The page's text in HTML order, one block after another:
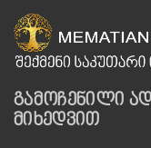
გამოჩენილი
მიხედვით